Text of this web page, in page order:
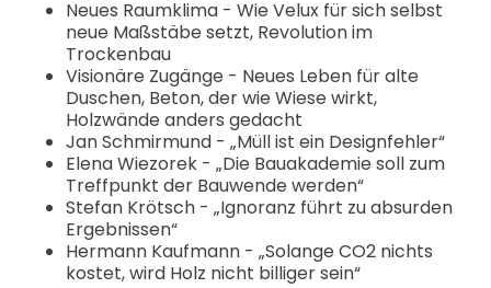
Neues Raumklima - Wie Velux für sich selbst
neue Maßstäbe setzt, Revolution im
Trockenbau
Visionäre Zugänge - Neues Leben für alte
Duschen, Beton, der wie Wiese wirkt,
Holzwände anders gedacht
Jan Schmirmund - „Müll ist ein Designfehler“
Elena Wiezorek - „Die Bauakademie soll zum
Treffpunkt der Bauwende werden“
Stefan Krötsch - „Ignoranz führt zu absurden
Ergebnissen“
Hermann Kaufmann - „Solange CO2 nichts
kostet, wird Holz nicht billiger sein“